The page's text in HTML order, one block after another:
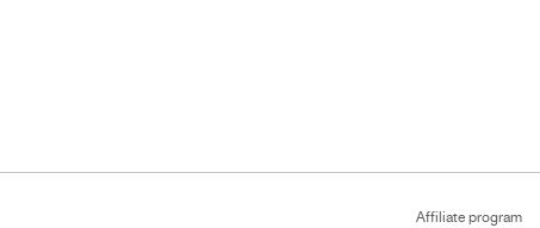
Affiliate program